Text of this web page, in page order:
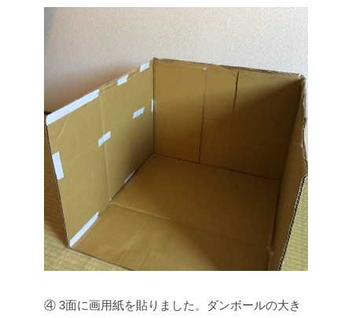
④ 3面に画用紙を貼りました。ダンボールの大き